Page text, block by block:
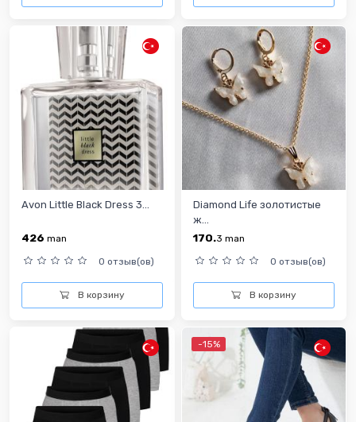
Avon Little Black Dress 3...
426 man
0 отзыв(ов)
В корзину
Diamond Life золотистые
ж...
170.3 man
0 отзыв(ов)
В корзину
-15%